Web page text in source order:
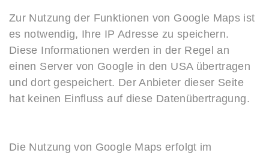
Zur Nutzung der Funktionen von Google Maps ist
es notwendig, Ihre IP Adresse zu speichern.
Diese Informationen werden in der Regel an
einen Server von Google in den USA übertragen
und dort gespeichert. Der Anbieter dieser Seite
hat keinen Einfluss auf diese Datenübertragung.
Die Nutzung von Google Maps erfolgt im